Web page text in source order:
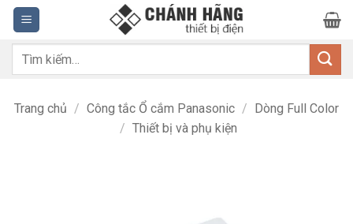
Bỏ
qua
nội
dung
Tìm
Trang chủ / Công tắc Ổ cắm Panasonic / Dòng Full Color
/ Thiết bị và phụ kiện